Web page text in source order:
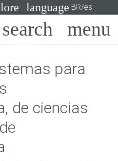
language BR/es
para
de ciencias